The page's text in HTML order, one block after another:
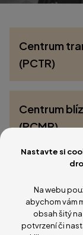
Centrum
(PCTR)
Centrum
(PCMR)
(CAPS)
Nastavte si
Na webu
abychom vám
obsah šitý
potvrzení či